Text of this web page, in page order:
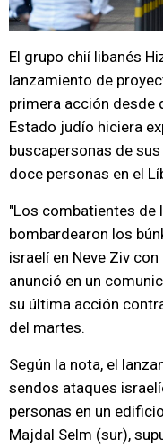
El grupo chií libanés
lanzamiento de
primera acción desde
Estado judío hiciera
buscapersonas de
doce personas en el
"Los combatientes de
bombardearon los
israelí en Neve Ziv
anunció en un
su última acción
del martes.
Según la nota, el
sendos ataques
personas en un
Majdal Selm (sur),